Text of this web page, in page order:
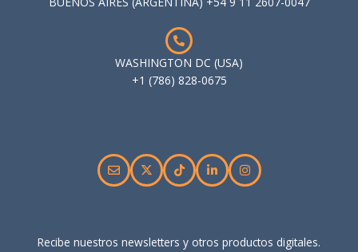
WASHINGTON DC (USA)
+1 (786) 828-0675
Recibe nuestros newsletters y otros productos digitales.